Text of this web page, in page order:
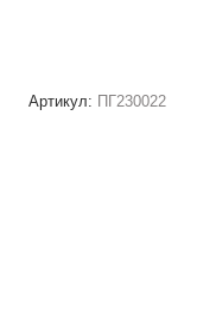
Артикул: ПГ230022